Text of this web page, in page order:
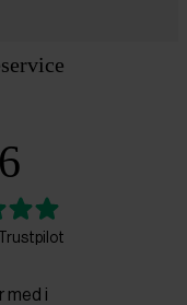
med i